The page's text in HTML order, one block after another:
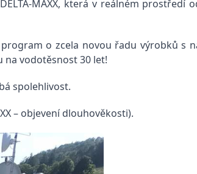
MAXX, která v reálném prostředí
o zcela novou řadu výrobků s
na vodotěsnost 30 let!
spolehlivost.
– objevení dlouhověkosti).